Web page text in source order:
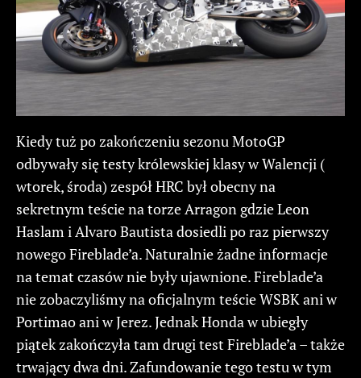
Kiedy tuż po zakończeniu sezonu MotoGP
odbywały się testy królewskiej klasy w Walencji (
wtorek, środa) zespół HRC był obecny na
sekretnym teście na torze Arragon gdzie Leon
Haslam i Alvaro Bautista dosiedli po raz pierwszy
nowego Fireblade’a. Naturalnie żadne informacje
na temat czasów nie były ujawnione. Fireblade’a
nie zobaczyliśmy na oficjalnym teście WSBK ani w
Portimao ani w Jerez. Jednak Honda w ubiegły
piątek zakończyła tam drugi test Fireblade’a – także
trwający dwa dni. Zafundowanie tego testu w tym